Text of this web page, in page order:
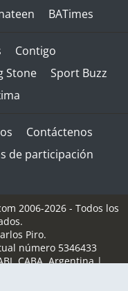
BATimes
Contigo
Stone
Sport Buzz
Contáctenos
de participación
2006-2026 - Todos los
Piro.
número 5346433
,CABA, Argentina|